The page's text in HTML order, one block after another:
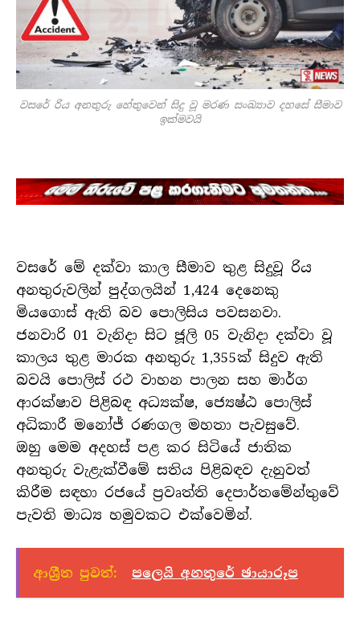
වසරේ රිය අනතුරු හේතුවෙන් සිදු වූ මරණ සංඛ්‍යාව දහසේ සීමාව
ඉක්මවයි
වසරේ මේ දක්වා කාල සීමාව තුළ සිදුවූ රිය
අනතුරුවලින් පුද්ගලයින් 1,424 දෙනෙකු
මියගොස් ඇති බව පොලිසිය පවසනවා.
ජනවාරි 01 වැනිදා සිට ජූලි 05 වැනිදා දක්වා වූ
කාලය තුළ මාරක අනතුරු 1,355ක් සිදුව ඇති
බවයි පොලිස් රථ වාහන පාලන සහ මාර්ග
ආරක්ෂාව පිළිබඳ අධ්‍යක්ෂ, ජ්‍යෙෂ්ඨ පොලිස්
අධිකාරී මනෝජ් රණගල මහතා පැවසුවේ.
ඔහු මෙම අදහස් පළ කර සිටියේ ජාතික
අනතුරු වැළැක්වීමේ සතිය පිළිබඳව දැනුවත්
කිරීම සඳහා රජයේ ප්‍රවෘත්ති දෙපාර්තමේන්තුවේ
පැවති මාධ්‍ය හමුවකට එක්වෙමින්.
ආශ්‍රීත පුවත්: පලෙයි අනතුරේ ඡායාරූප